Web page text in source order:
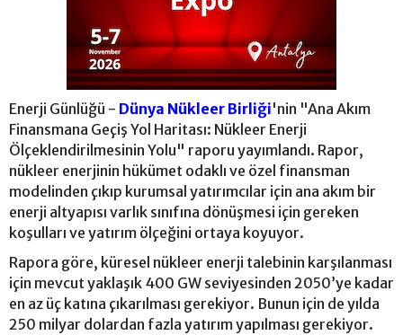
Enerji Günlüğü - Dünya Nükleer Birliği'nin "Ana Akım
Finansmana Geçiş Yol Haritası: Nükleer Enerji
Ölçeklendirilmesinin Yolu" raporu yayımlandı. Rapor,
nükleer enerjinin hükümet odaklı ve özel finansman
modelinden çıkıp kurumsal yatırımcılar için ana akım bir
enerji altyapısı varlık sınıfına dönüşmesi için gereken
koşulları ve yatırım ölçeğini ortaya koyuyor.
Rapora göre, küresel nükleer enerji talebinin karşılanması
için mevcut yaklaşık 400 GW seviyesinden 2050’ye kadar
en az üç katına çıkarılması gerekiyor. Bunun için de yılda
250 milyar dolardan fazla yatırım yapılması gerekiyor.